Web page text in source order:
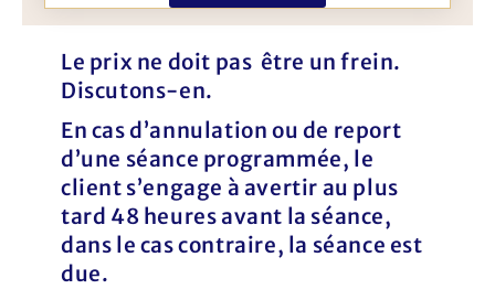
Le prix ne doit pas être un frein.
Discutons-en.
En cas d’annulation ou de report
d’une séance programmée, le
client s’engage à avertir au plus
tard 48 heures avant la séance,
dans le cas contraire, la séance est
due.